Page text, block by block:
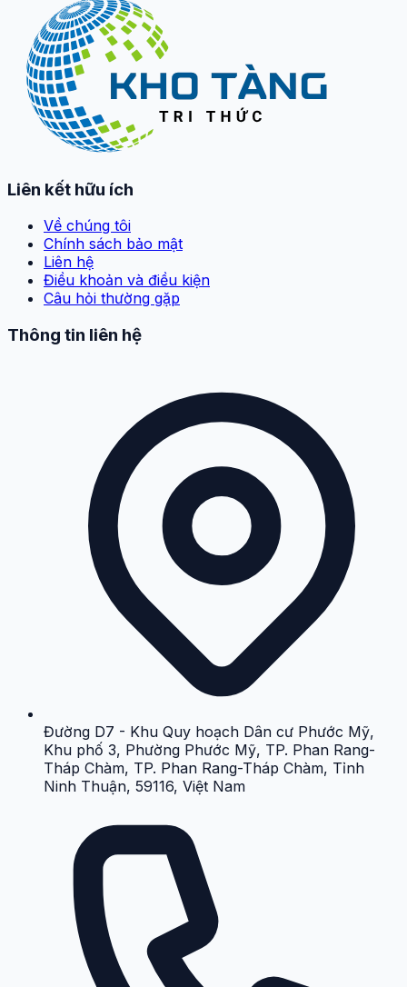
Liên kết hữu ích
Về chúng tôi
Chính sách bảo mật
Liên hệ
Điều khoản và điều kiện
Câu hỏi thường gặp
Thông tin liên hệ
Đường D7 - Khu Quy hoạch Dân cư Phước Mỹ,
Khu phố 3, Phường Phước Mỹ, TP. Phan Rang-
Tháp Chàm, TP. Phan Rang-Tháp Chàm, Tỉnh
Ninh Thuận, 59116, Việt Nam